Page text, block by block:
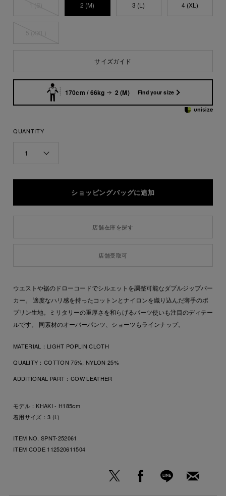
2 (M) 3 (L) 4 (XL)
サイズガイド
170cm / 66kg 2 (M) Find your size
QUANTITY
1
店舗在庫を探す
店舗受取可
ウエストや裾のドローコードでシルエットを調整可能なダブルジップパー
カー。 適度なハリ感を持ったコットンとナイロンを織り込んだ薄手のポ
プリン生地。ミリタリーの重厚さを和らげるパーツ使いも注目のディテー
ルです。 同素材のオーバーパンツ、ショーツもラインナップ。
MATERIAL： LIGHT POPLIN CLOTH
QUALITY： COTTON 75%, NYLON 25%
ADDITIONAL PART： COW LEATHER
モデル：KHAKI - H185cm
着用サイズ：3 (L)
ITEM NO. SPNT-252061
ITEM CODE 112520611504